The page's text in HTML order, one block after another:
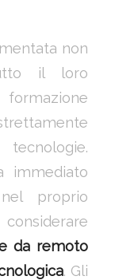
non
il loro
immediato
proprio
da remoto
. Gli